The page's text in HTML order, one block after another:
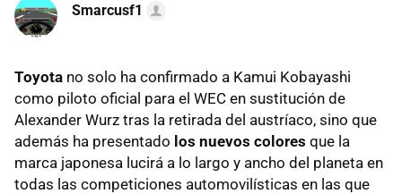
Smarcusf1
Toyota no solo ha confirmado a Kamui Kobayashi
como piloto oficial para el WEC en sustitución de
Alexander Wurz tras la retirada del austríaco, sino que
además ha presentado los nuevos colores que la
marca japonesa lucirá a lo largo y ancho del planeta en
todas las competiciones automovilísticas en las que